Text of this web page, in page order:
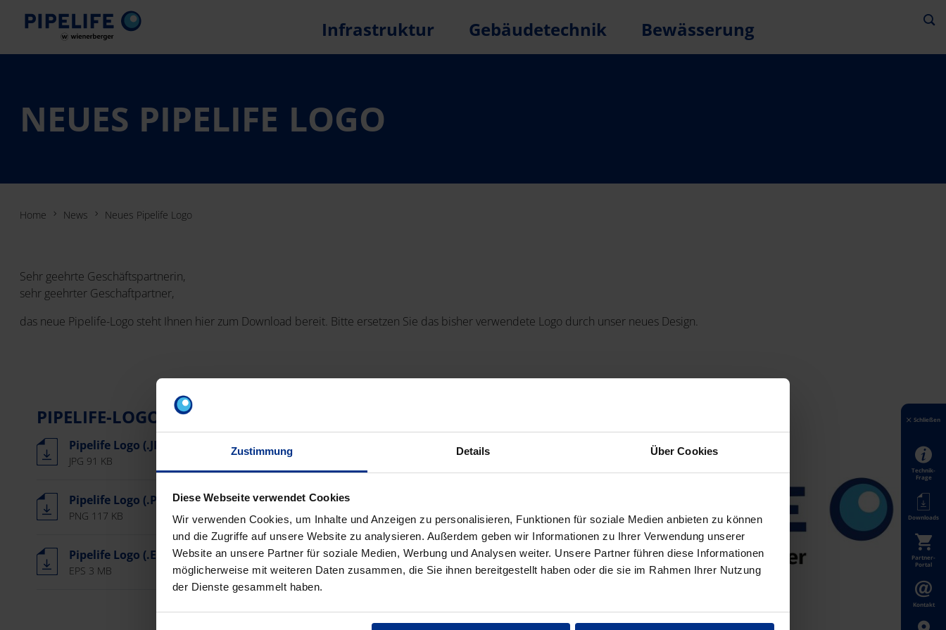
Zustimmung Details Über Cookies
Diese Webseite verwendet Cookies
Wir verwenden Cookies, um Inhalte und Anzeigen zu personalisieren, Funktionen für soziale Medien anbieten zu können
und die Zugriffe auf unsere Website zu analysieren. Außerdem geben wir Informationen zu Ihrer Verwendung unserer
Website an unsere Partner für soziale Medien, Werbung und Analysen weiter. Unsere Partner führen diese Informationen
möglicherweise mit weiteren Daten zusammen, die Sie ihnen bereitgestellt haben oder die sie im Rahmen Ihrer Nutzung
der Dienste gesammelt haben.
Infrastruktur Gebäudetechnik Bewässerung
NEUES PIPELIFE LOGO
Home News Neues Pipelife Logo
Sehr geehrte Geschäftspartnerin,
sehr geehrter Geschaftpartner,
das neue Pipelife-Logo steht Ihnen hier zum Download bereit. Bitte ersetzen Sie das bisher verwendete Logo durch unser neues Design.
PIPELIFE-LOGO HERUNTERLADEN
Pipelife Logo (.JPG)
JPG 91 KB
Pipelife Logo (.PNG)
PNG 117 KB
Pipelife Logo (.EPS)
EPS 3 MB
Schließen
Technik-
Frage
Downloads
Partner-
Portal
Kontakt